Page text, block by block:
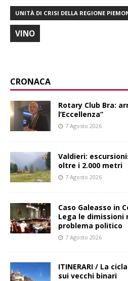
UNITÀ DI CRISI DELLA REGIONE
VINO
CRONACA
Rotary Club Bra:
l’Eccellenza”
7 Agosto 2026
Valdieri:
oltre i 2.000 metri
7 Agosto 2026
Caso Galeasso in
Lega le dimissioni
problema politico
7 Agosto 2026
ITINERARI / La
sui vecchi binari